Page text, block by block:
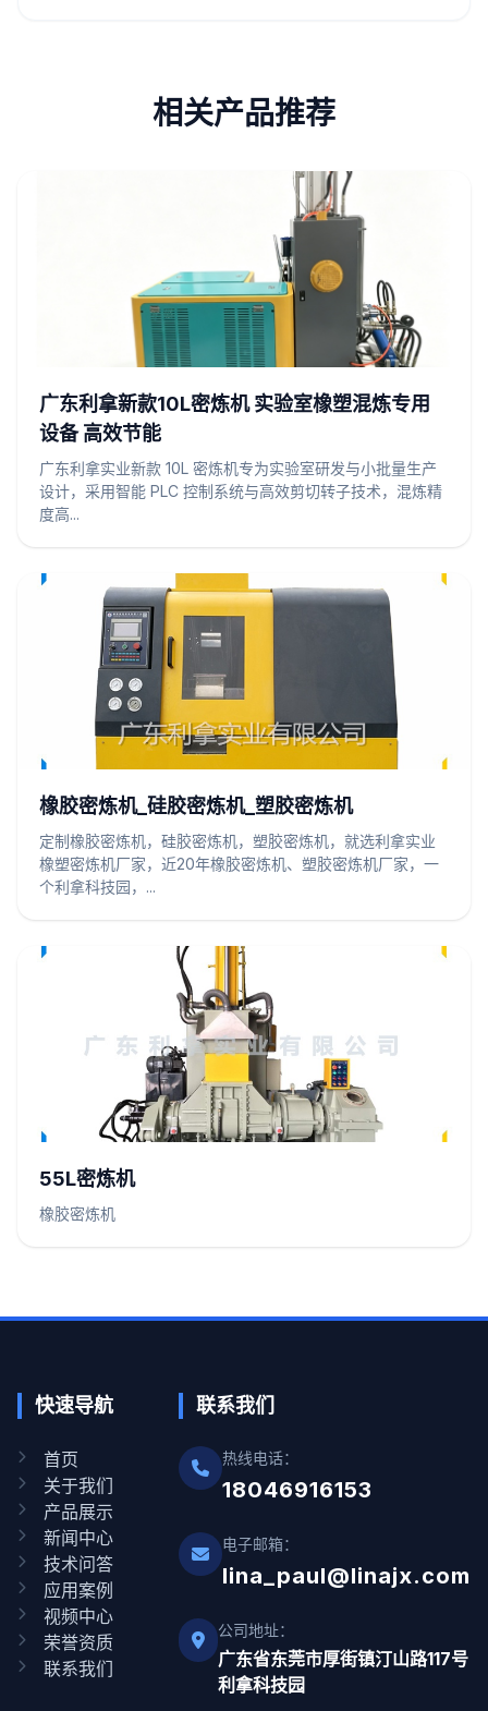
相关产品推荐
广东利拿新款10L密炼机 实验室橡塑混炼专用
设备 高效节能
广东利拿实业新款 10L 密炼机专为实验室研发与小批量生产
设计，采用智能 PLC 控制系统与高效剪切转子技术，混炼精
度高...
橡胶密炼机_硅胶密炼机_塑胶密炼机
定制橡胶密炼机，硅胶密炼机，塑胶密炼机，就选利拿实业
橡塑密炼机厂家，近20年橡胶密炼机、塑胶密炼机厂家，一
个利拿科技园，...
55L密炼机
橡胶密炼机
快速导航
首页
关于我们
产品展示
新闻中心
技术问答
应用案例
视频中心
荣誉资质
联系我们
联系我们
热线电话：
18046916153
电子邮箱：
lina_paul@linajx.com
公司地址：
广东省东莞市厚街镇汀山路117号
利拿科技园